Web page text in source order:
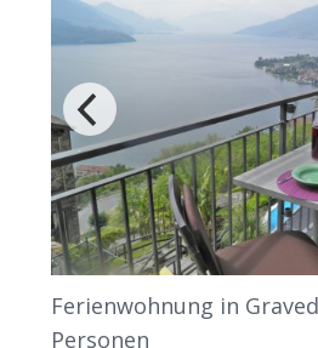
Ferienwohnung in
Personen